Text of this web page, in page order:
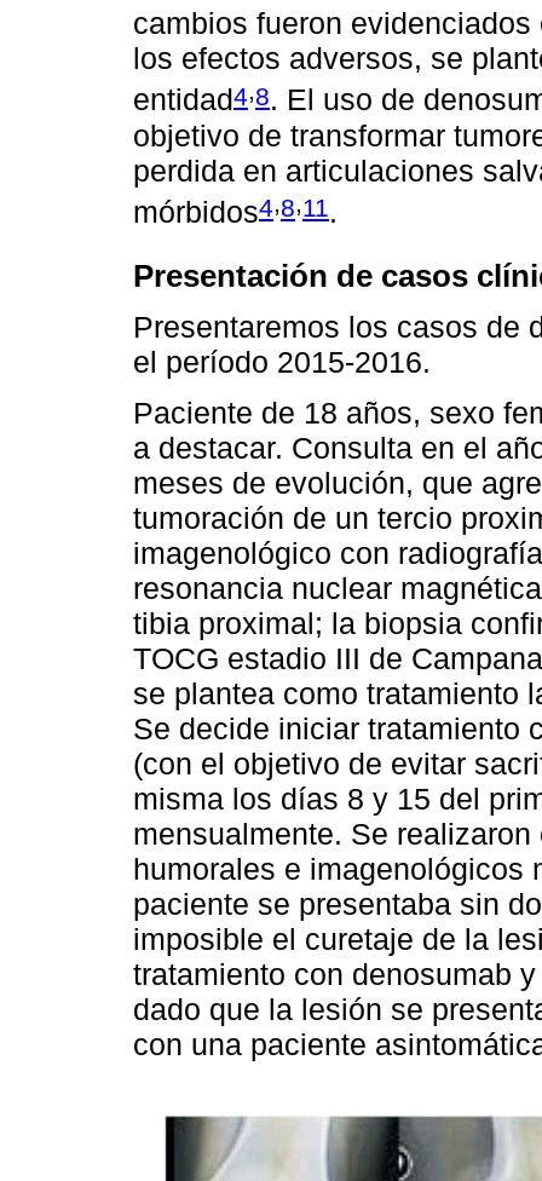
cambios fueron
los efectos adversos, se
entidad4,8. El uso de
objetivo de transformar
perdida en articulaciones
mórbidos4 8 11 .
Presentación de casos
Presentaremos los casos de
el período 2015-2016.
Paciente de 18 años, sexo
a destacar. Consulta en el
meses de evolución, que
tumoración de un tercio
imagenológico con
resonancia nuclear
tibia proximal; la biopsia
TOCG estadio III de
se plantea como tratamiento
Se decide iniciar tratamiento
(con el objetivo de evitar
misma los días 8 y 15 del
mensualmente. Se
humorales e imagenológicos
paciente se presentaba sin
imposible el curetaje de la
tratamiento con denosumab
dado que la lesión se
con una paciente